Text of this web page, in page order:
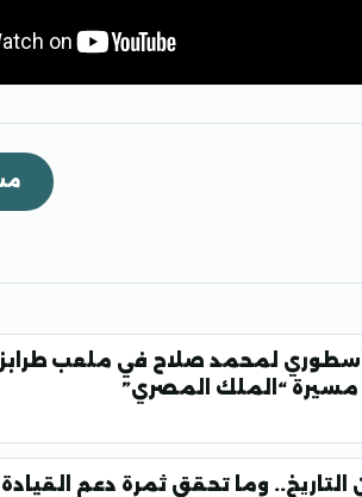
لمحمد صلاح في ملعب
مسيرة “الملك المصري”
وما تحقق ثمرة دعم